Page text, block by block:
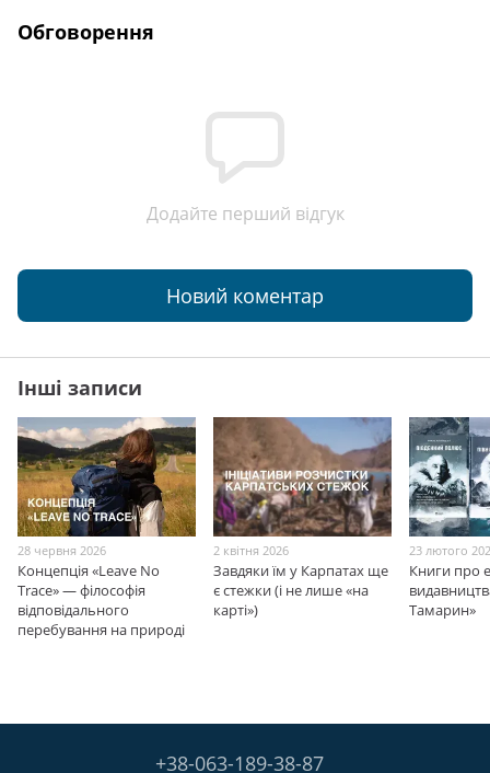
Обговорення
Додайте перший відгук
Новий коментар
Інші записи
28 червня 2026
Концепція «Leave No
Trace» — філософія
відповідального
перебування на природі
2 квітня 2026
Завдяки їм у Карпатах ще
є стежки (і не лише «на
карті»)
23 лютого
Книги про
Тамарин»
+38-063-189-38-87